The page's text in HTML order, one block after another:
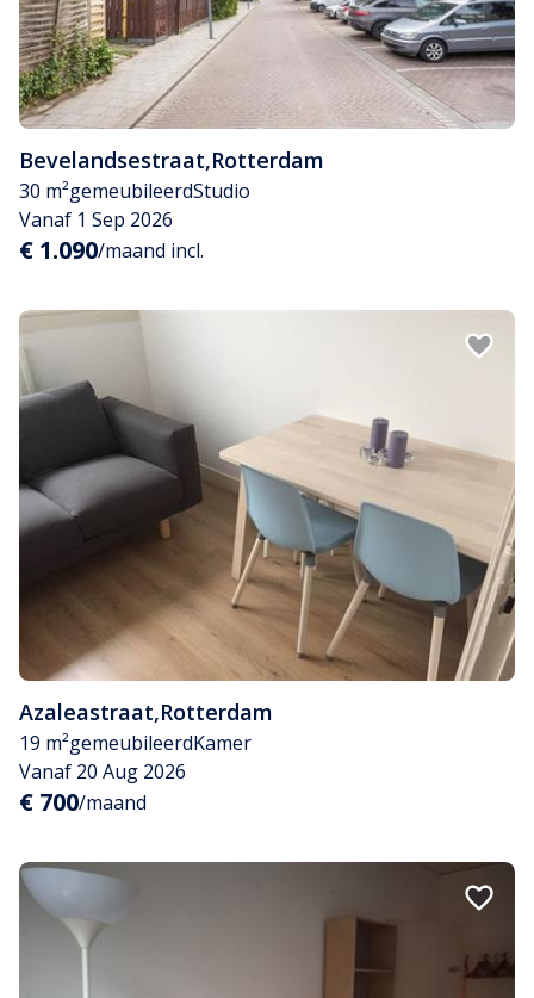
Bevelandsestraat,Rotterdam
30 m²gemeubileerdStudio
Vanaf 1 Sep 2026
€ 1.090/maand incl.
Azaleastraat,Rotterdam
19 m²gemeubileerdKamer
Vanaf 20 Aug 2026
€ 700/maand